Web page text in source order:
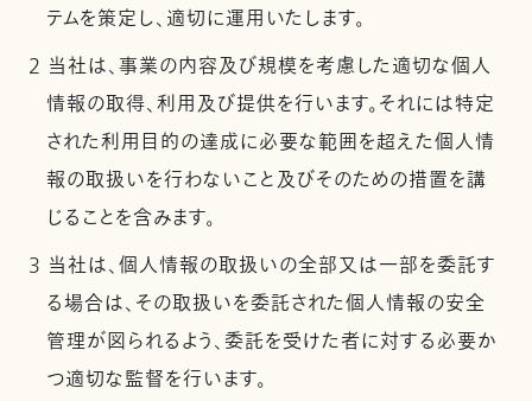
テムを策定し、適切に運用いたします。
2 当社は、事業の内容及び規模を考慮した適切な個人
情報の取得、利用及び提供を行います。それには特定
された利用目的の達成に必要な範囲を超えた個人情
報の取扱いを行わないこと及びそのための措置を講
じることを含みます。
3 当社は、個人情報の取扱いの全部又は一部を委託す
る場合は、その取扱いを委託された個人情報の安全
管理が図られるよう、委託を受けた者に対する必要か
つ適切な監督を行います。